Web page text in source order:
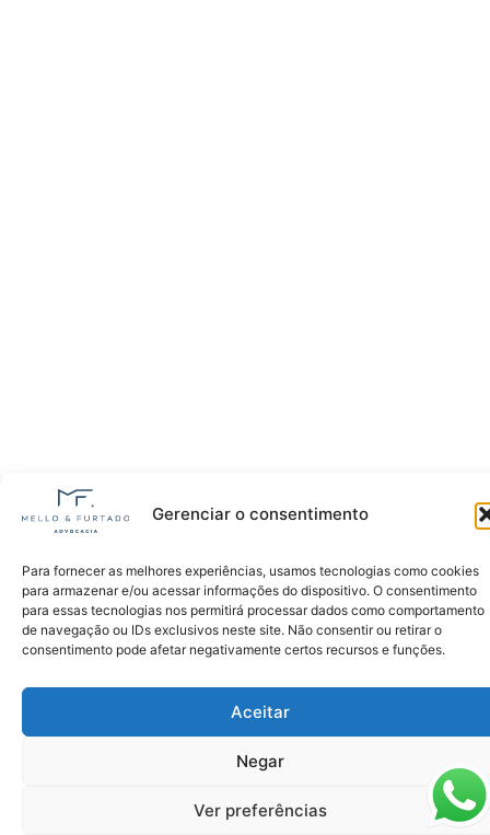
Gerenciar o consentimento
Para fornecer as melhores experiências, usamos tecnologias como cookies
para armazenar e/ou acessar informações do dispositivo. O consentimento
para essas tecnologias nos permitirá processar dados como comportamento
de navegação ou IDs exclusivos neste site. Não consentir ou retirar o
consentimento pode afetar negativamente certos recursos e funções.
Aceitar
Negar
Ver preferências